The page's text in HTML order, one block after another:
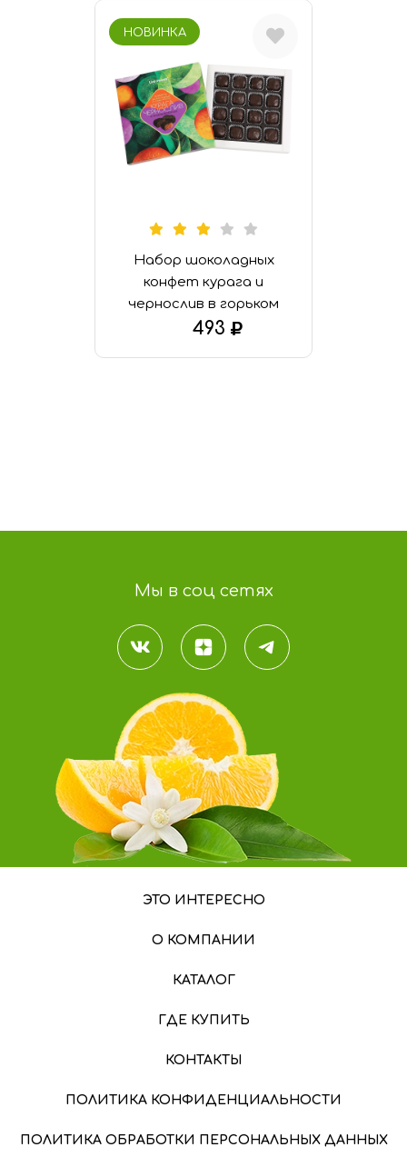
НОВИНКА
Набор шоколадных
конфет курага и
чернослив в горьком
шоколаде
493
Мы в соц сетях
ЭТО ИНТЕРЕСНО
О КОМПАНИИ
КАТАЛОГ
ГДЕ КУПИТЬ
КОНТАКТЫ
ПОЛИТИКА КОНФИДЕНЦИАЛЬНОСТИ
ПОЛИТИКА ОБРАБОТКИ ПЕРСОНАЛЬНЫХ ДАННЫХ